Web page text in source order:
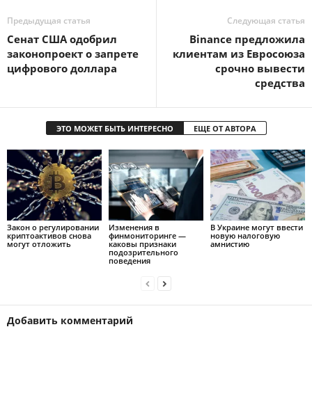
Предыдущая статья
Сенат США одобрил
законопроект о запрете
цифрового доллара
Следующая статья
Binance предложила
клиентам из Евросоюза
срочно вывести
средства
ЭТО МОЖЕТ БЫТЬ ИНТЕРЕСНО ЕЩЕ ОТ АВТОРА
Закон о регулировании
криптоактивов снова
могут отложить
Изменения в
финмониторинге —
каковы признаки
подозрительного
поведения
В Украине могут ввести
новую налоговую
амнистию
Добавить комментарий